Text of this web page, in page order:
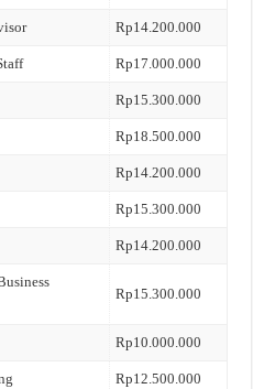
Rp14.200.000
Rp17.000.000
Rp15.300.000
Rp18.500.000
Rp14.200.000
Rp15.300.000
Rp14.200.000
Rp15.300.000
Rp10.000.000
Rp12.500.000